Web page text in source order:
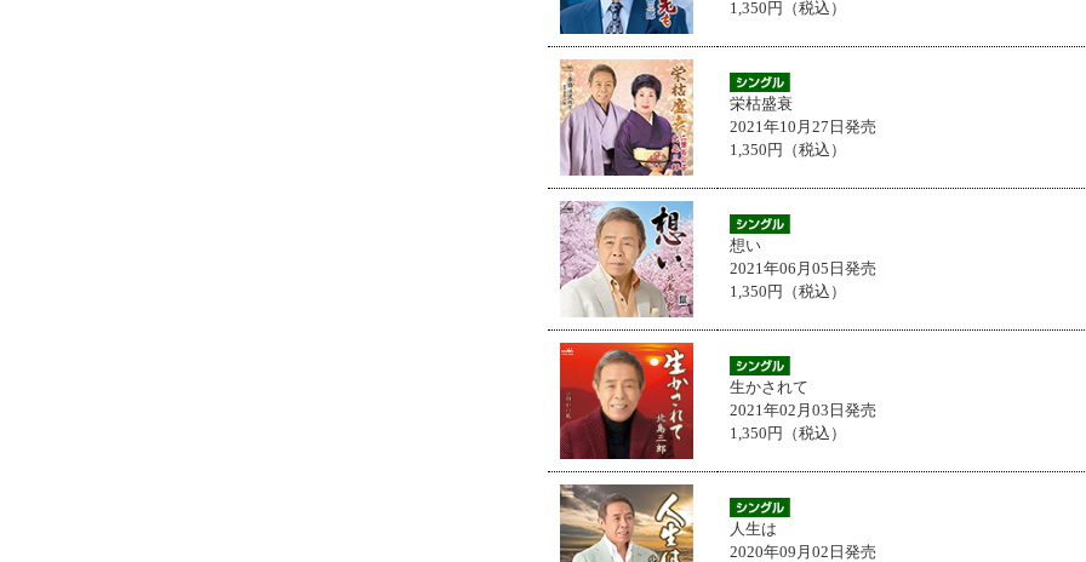
1,350円（税込）
栄枯盛衰
2021年10月27日発売
1,350円（税込）
想い
2021年06月05日発売
1,350円（税込）
生かされて
2021年02月03日発売
1,350円（税込）
人生は
2020年09月02日発売